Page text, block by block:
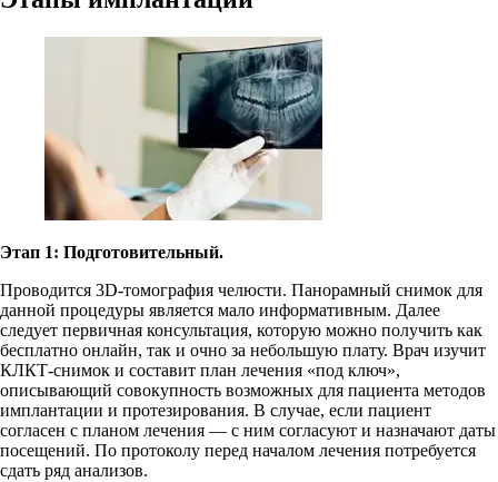
Этап 1: Подготовительный.
Проводится 3D-томография челюсти. Панорамный снимок для
данной процедуры является мало информативным. Далее
следует первичная консультация, которую можно получить как
бесплатно онлайн, так и очно за небольшую плату. Врач изучит
КЛКТ-снимок и составит план лечения «под ключ»,
описывающий совокупность возможных для пациента методов
имплантации и протезирования. В случае, если пациент
согласен с планом лечения — с ним согласуют и назначают даты
посещений. По протоколу перед началом лечения потребуется
сдать ряд анализов.